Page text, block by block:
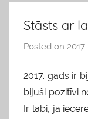
deputāts
Stāsts ar
Posted on
2017. gads ir
bijuši pozitīvi
Ir labi, ja